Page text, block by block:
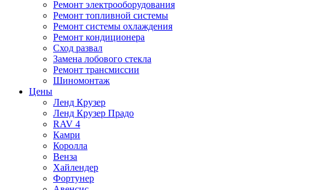
Ремонт электрооборудования
Ремонт топливной системы
Ремонт системы охлаждения
Ремонт кондиционера
Сход развал
Замена лобового стекла
Ремонт трансмиссии
Шиномонтаж
Цены
Ленд Крузер
Ленд Крузер Прадо
RAV 4
Камри
Королла
Венза
Хайлендер
Фортунер